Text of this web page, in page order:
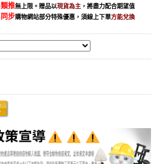
類推無上限。贈品以現貨為主 ，將盡力配合期望值
同步購物網站部分特殊優惠，須線上下單方能兌換